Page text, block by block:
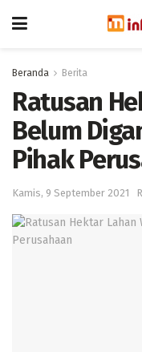
Beranda Berita
Ratusan
Belum
Pihak
Kamis, 9 September 2021